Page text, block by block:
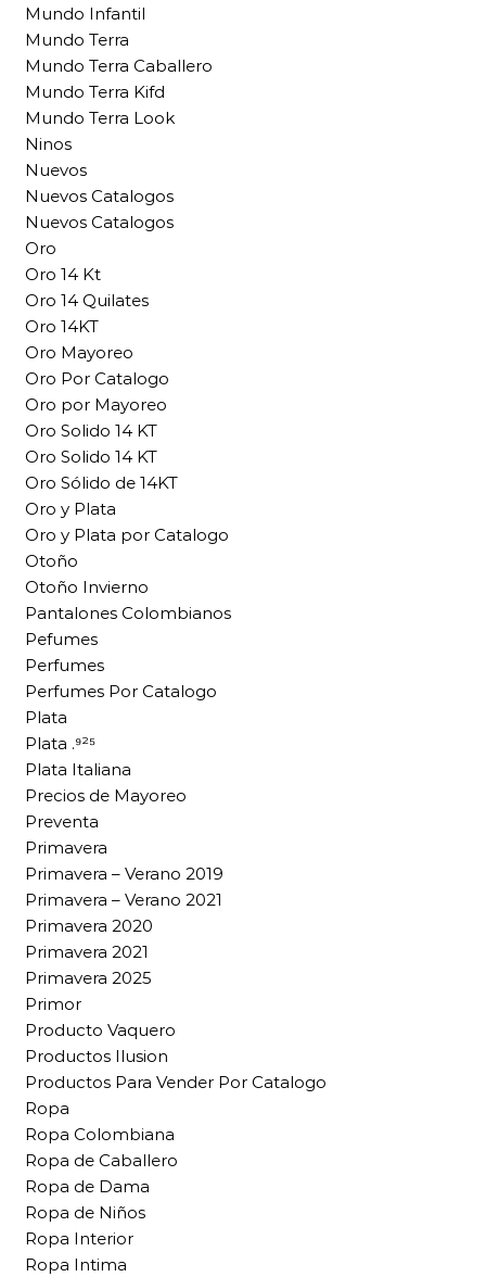
Mundo Infantil
Mundo Terra
Mundo Terra Caballero
Mundo Terra Kifd
Mundo Terra Look
Ninos
Nuevos
Nuevos Catalogos
Nuevos Catalogos
Oro
Oro 14 Kt
Oro 14 Quilates
Oro 14KT
Oro Mayoreo
Oro Por Catalogo
Oro por Mayoreo
Oro Solido 14 KT
Oro Solido 14 KT
Oro Sólido de 14KT
Oro y Plata
Oro y Plata por Catalogo
Otoño
Otoño Invierno
Pantalones Colombianos
Pefumes
Perfumes
Perfumes Por Catalogo
Plata
Plata .⁹²⁵
Plata Italiana
Precios de Mayoreo
Preventa
Primavera
Primavera – Verano 2019
Primavera – Verano 2021
Primavera 2020
Primavera 2021
Primavera 2025
Primor
Producto Vaquero
Productos Ilusion
Productos Para Vender Por Catalogo
Ropa
Ropa Colombiana
Ropa de Caballero
Ropa de Dama
Ropa de Niños
Ropa Interior
Ropa Intima